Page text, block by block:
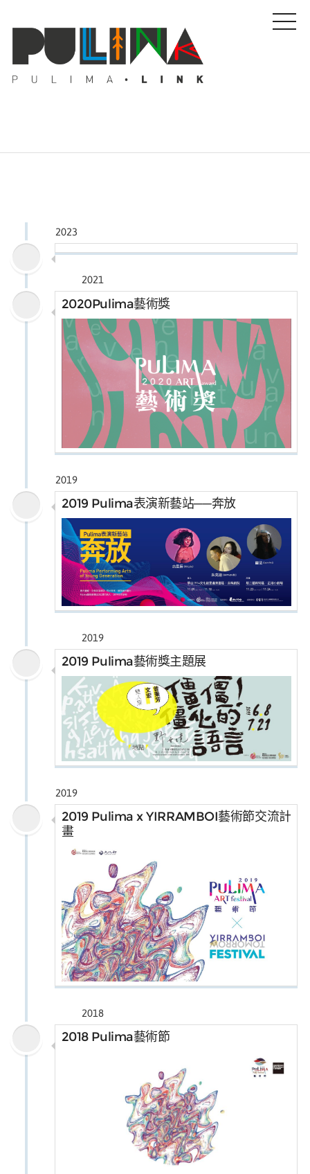
Pulima藝術獎
活動專區
媒體專區
原住民族文化藝術補助成果專區
關於我們
2023
2020Pulima藝術獎
2021
2019 Pulima表演新藝站──奔放
2019
2019 Pulima藝術獎主題展
2019
2019 Pulima x YIRRAMBOI藝術節交流計
畫
2019
2018 Pulima藝術節
2018